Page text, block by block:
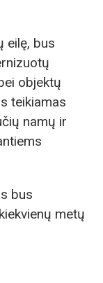
eilę, bus
objektų
teikiamas
namų ir
bus
metų